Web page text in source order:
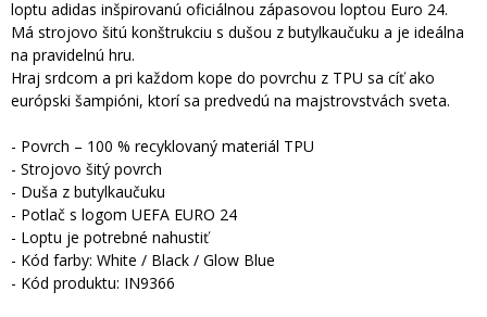
loptu adidas inšpirovanú oficiálnou zápasovou loptou Euro 24.
Má strojovo šitú konštrukciu s dušou z butylkaučuku a je ideálna
na pravidelnú hru.
Hraj srdcom a pri každom kope do povrchu z TPU sa cíť ako
európski šampióni, ktorí sa predvedú na majstrovstvách sveta.
- Povrch – 100 % recyklovaný materiál TPU
- Strojovo šitý povrch
- Duša z butylkaučuku
- Potlač s logom UEFA EURO 24
- Loptu je potrebné nahustiť
- Kód farby: White / Black / Glow Blue
- Kód produktu: IN9366